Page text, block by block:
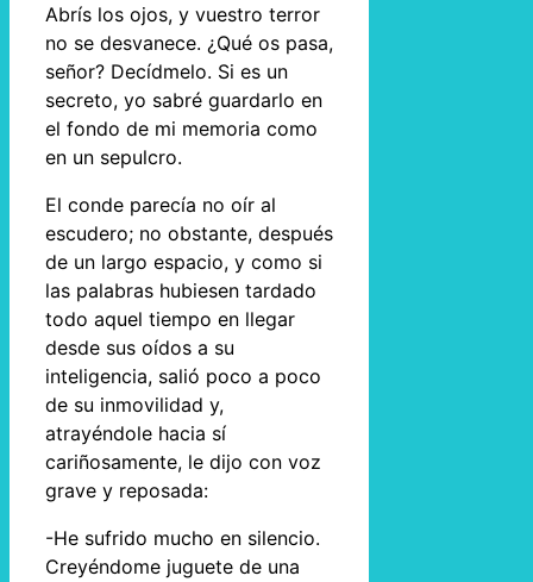
Abrís los ojos, y vuestro terror
no se desvanece. ¿Qué os pasa,
señor? Decídmelo. Si es un
secreto, yo sabré guardarlo en
el fondo de mi memoria como
en un sepulcro.
El conde parecía no oír al
escudero; no obstante, después
de un largo espacio, y como si
las palabras hubiesen tardado
todo aquel tiempo en llegar
desde sus oídos a su
inteligencia, salió poco a poco
de su inmovilidad y,
atrayéndole hacia sí
cariñosamente, le dijo con voz
grave y reposada:
-He sufrido mucho en silencio.
Creyéndome juguete de una